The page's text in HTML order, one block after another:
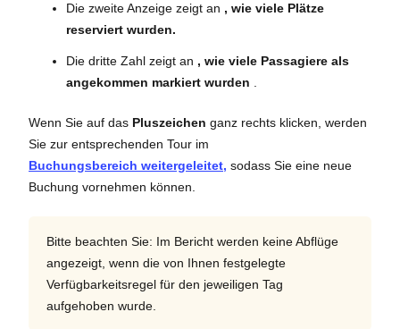
Die zweite Anzeige zeigt an , wie viele Plätze
reserviert wurden.
Die dritte Zahl zeigt an , wie viele Passagiere als
angekommen markiert wurden
Wenn Sie auf das Pluszeichen ganz rechts klicken, werden
Sie zur entsprechenden Tour im
Buchungsbereich weitergeleitet, sodass Sie eine neue
Buchung vornehmen können.
Bitte beachten Sie: Im Bericht werden keine Abflüge
angezeigt, wenn die von Ihnen festgelegte
Verfügbarkeitsregel für den jeweiligen Tag
aufgehoben wurde.